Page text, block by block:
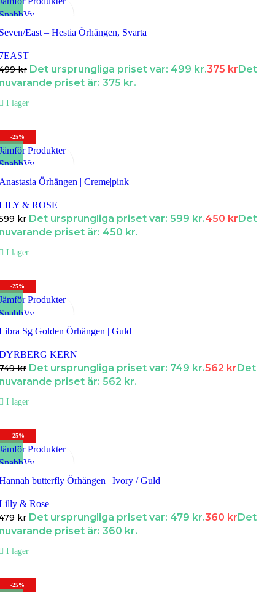
till i Favoriter
East – Hestia Örhängen, Svarta
kr Det ursprungliga priset var: 499 kr.375 krDet
priset är: 375 kr.
I lager
-25%
Produkter
till i Favoriter
Örhängen | Creme|pink
& ROSE
kr Det ursprungliga priset var: 599 kr.450 krDet
priset är: 450 kr.
I lager
-25%
Produkter
till i Favoriter
Sg Golden Örhängen | Guld
KERN
kr Det ursprungliga priset var: 749 kr.562 krDet
priset är: 562 kr.
I lager
-25%
Produkter
till i Favoriter
butterfly Örhängen | Ivory / Guld
& Rose
kr Det ursprungliga priset var: 479 kr.360 krDet
priset är: 360 kr.
I lager
-25%